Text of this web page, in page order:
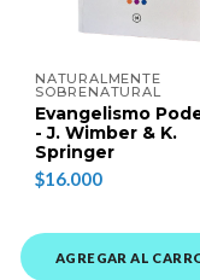
NATURALMENTE
SOBRENATURAL
Evangelismo
- J. Wimber & K.
Springer
$16.000
AGREGAR AL